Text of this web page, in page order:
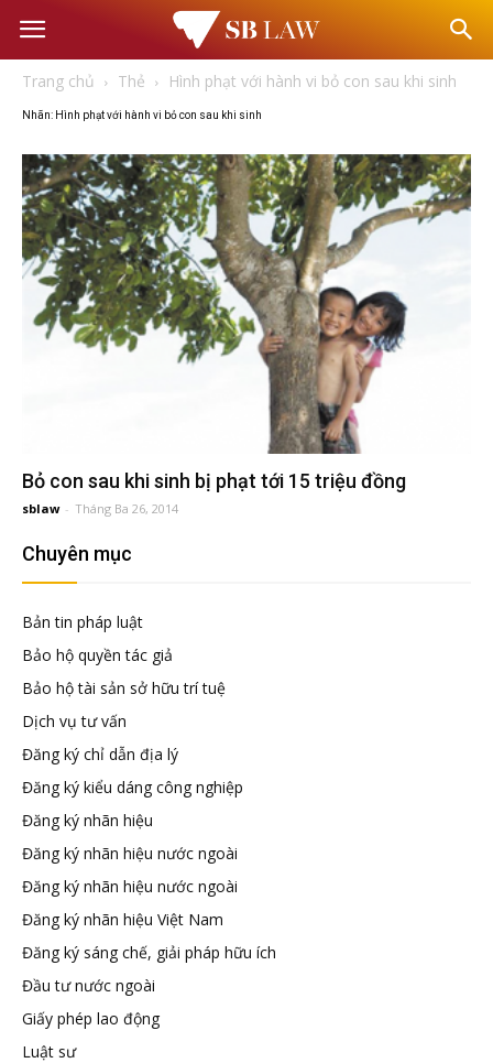
Văn
Luật
đầu
Đại
diện
hữu
tuệ
Trang chủ Thẻ Hình phạt với hành vi bỏ con sau khi sinh
Nhãn: Hình phạt với hành vi bỏ con sau khi sinh
Bỏ con sau khi sinh bị phạt tới 15 triệu đồng
sblaw - Tháng Ba 26, 2014
Chuyên mục
Bản tin pháp luật
Bảo hộ quyền tác giả
Bảo hộ tài sản sở hữu trí tuệ
Dịch vụ tư vấn
Đăng ký chỉ dẫn địa lý
Đăng ký kiểu dáng công nghiệp
Đăng ký nhãn hiệu
Đăng ký nhãn hiệu nước ngoài
Đăng ký nhãn hiệu nước ngoài
Đăng ký nhãn hiệu Việt Nam
Đăng ký sáng chế, giải pháp hữu ích
Đầu tư nước ngoài
Giấy phép lao động
Luật sư